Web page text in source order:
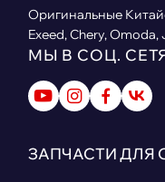
Оригинальные
Exeed, Chery, Omoda,
МЫ В СОЦ.
ЗАПЧАСТИ ДЛЯ